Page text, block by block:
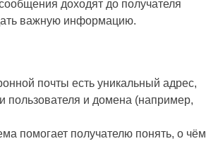
доходят до получателя
важную информацию.
почты есть уникальный адрес,
пользователя и домена (например,
помогает получателю понять, о чём